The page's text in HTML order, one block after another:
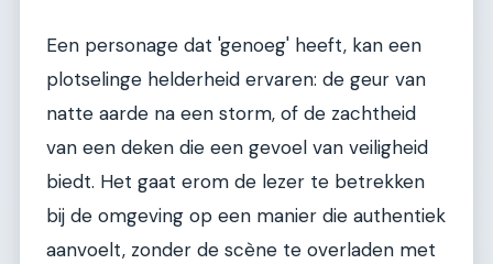
Een personage dat 'genoeg' heeft, kan een
plotselinge helderheid ervaren: de geur van
natte aarde na een storm, of de zachtheid
van een deken die een gevoel van veiligheid
biedt. Het gaat erom de lezer te betrekken
bij de omgeving op een manier die authentiek
aanvoelt, zonder de scène te overladen met